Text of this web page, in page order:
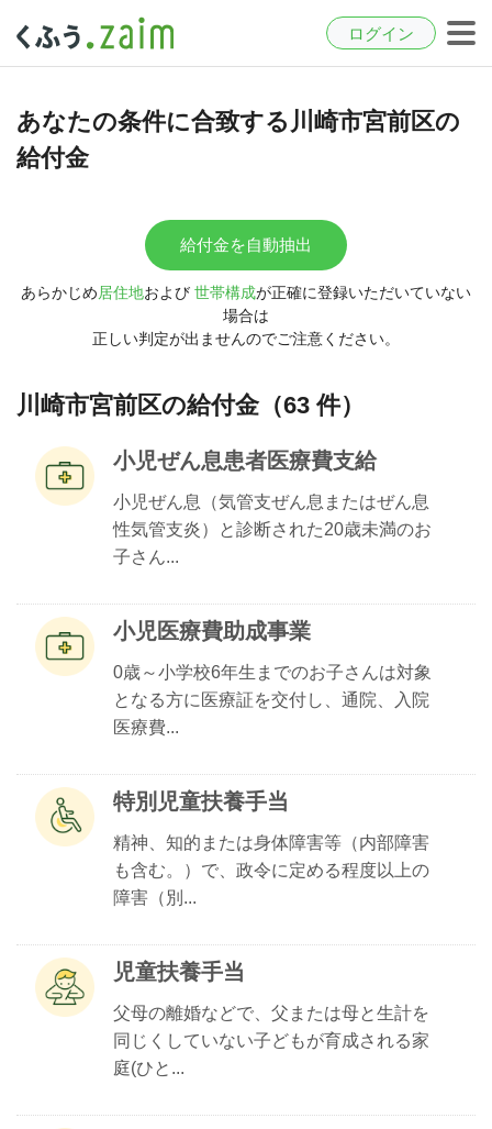
ログイン
あなたの条件に合致する川崎市宮前区の
給付金
給付金を自動抽出
あらかじめ居住地および 世帯構成が正確に登録いただいていない
場合は
正しい判定が出ませんのでご注意ください。
川崎市宮前区の給付金（63 件）
小児ぜん息患者医療費支給
小児ぜん息（気管支ぜん息またはぜん息
性気管支炎）と診断された20歳未満のお
子さん...
小児医療費助成事業
0歳～小学校6年生までのお子さんは対象
となる方に医療証を交付し、通院、入院
医療費...
特別児童扶養手当
精神、知的または身体障害等（内部障害
も含む。）で、政令に定める程度以上の
障害（別...
児童扶養手当
父母の離婚などで、父または母と生計を
同じくしていない子どもが育成される家
庭(ひと...